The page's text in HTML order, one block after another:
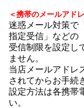
＜携帯のメールアド
迷惑メール対策で
指定受信」などの
受信制限を設定し
ません。
当店メールアドレ
されてからお手続
設定方法は各携帯
い。